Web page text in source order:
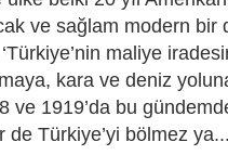
ve sağlam modern bir
maliye
kara ve deniz
ve 1919’da bu
de Türkiye’yi bölmez